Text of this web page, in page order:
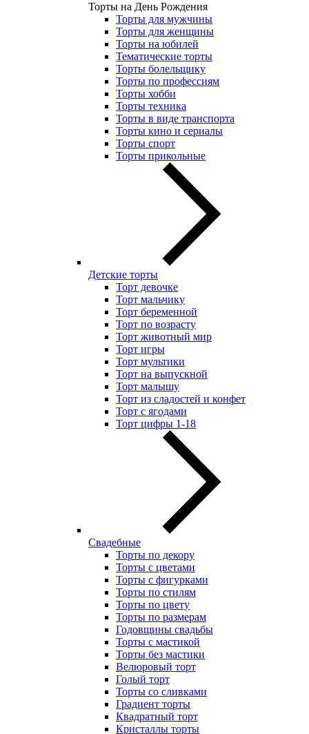
Торты на День Рождения
Торты для мужчины
Торты для женщины
Торты на юбилей
Тематические торты
Торты болельщику
Торты по профессиям
Торты хобби
Торты техника
Торты в виде транспорта
Торты кино и сериалы
Торты спорт
Торты прикольные
Детские торты
Торт девочке
Торт мальчику
Торт беременной
Торт по возрасту
Торт животный мир
Торт игры
Торт мультики
Торт на выпускной
Торт малышу
Торт из сладостей и конфет
Торт с ягодами
Торт цифры 1-18
Свадебные
Торты по декору
Торты с цветами
Торты с фигурками
Торты по стилям
Торты по цвету
Торты по размерам
Годовщины свадьбы
Торты с мастикой
Торты без мастики
Велюровый торт
Голый торт
Торты со сливками
Градиент торты
Квадратный торт
Кристаллы торты